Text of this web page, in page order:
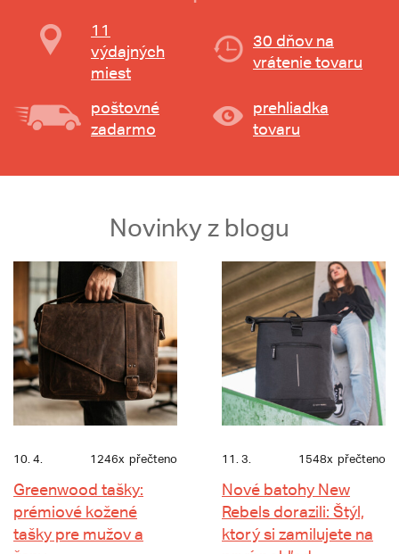
11
výdajných
miest
30 dňov na
vrátenie tovaru
poštovné
zadarmo
prehliadka
tovaru
Novinky z blogu
10. 4. 1246x přečteno
Greenwood tašky:
prémiové kožené
tašky pre mužov a
11. 3. 1548x přečteno
Nové batohy New
Rebels dorazili: Štýl,
ktorý si zamilujete na